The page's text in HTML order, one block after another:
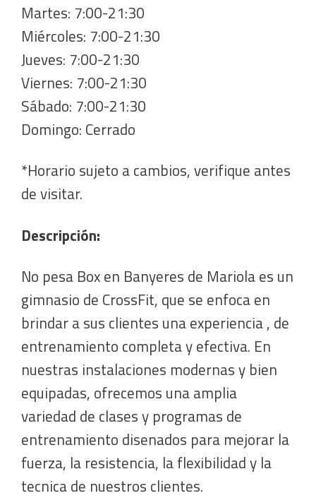
Martes: 7:00-21:30
Miércoles: 7:00-21:30
Jueves: 7:00-21:30
Viernes: 7:00-21:30
Sábado: 7:00-21:30
Domingo: Cerrado
*Horario sujeto a cambios, verifique antes
de visitar.
Descripción:
No pesa Box en Banyeres de Mariola es un
gimnasio de CrossFit, que se enfoca en
brindar a sus clientes una experiencia , de
entrenamiento completa y efectiva. En
nuestras instalaciones modernas y bien
equipadas, ofrecemos una amplia
variedad de clases y programas de
entrenamiento disenados para mejorar la
fuerza, la resistencia, la flexibilidad y la
tecnica de nuestros clientes.